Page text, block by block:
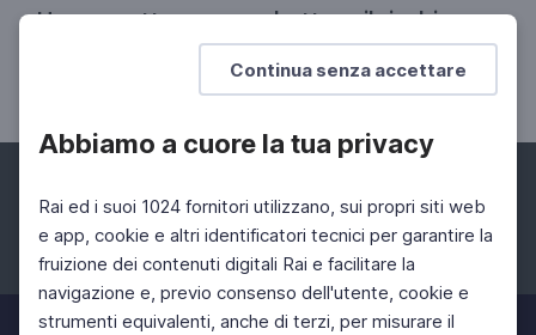
Continua senza accettare
Abbiamo a cuore la tua privacy
Rai ed i suoi 1024 fornitori utilizzano, sui propri siti web
e app, cookie e altri identificatori tecnici per garantire la
fruizione dei contenuti digitali Rai e facilitare la
navigazione e, previo consenso dell'utente, cookie e
strumenti equivalenti, anche di terzi, per misurare il
Un progetto per combattere il rischio
idrico in Nord Africa
Facebook Instagram Twitter